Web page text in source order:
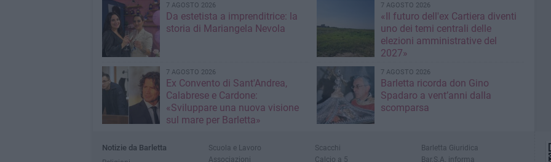
7 AGOSTO 2026
Da estetista a imprenditrice: la
storia di Mariangela Nevola
7 AGOSTO 2026
«Il futuro dell'ex Cartiera diventi
uno dei temi centrali delle
elezioni amministrative del
2027»
7 AGOSTO 2026
Ex Convento di Sant'Andrea,
Calabrese e Cardone:
«Sviluppare una nuova visione
sul mare per Barletta»
7 AGOSTO 2026
Barletta ricorda don Gino
Spadaro a vent’anni dalla
scomparsa
Notizie da Barletta
Scuola e Lavoro
Associazioni
Scacchi
Calcio a 5
Barletta Giuridica
Bar.S.A. informa